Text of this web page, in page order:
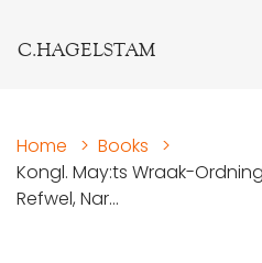
C.HAGELSTAM
Home > Books
>
Kongl. May:ts Wraak-
Refwel, Nar...